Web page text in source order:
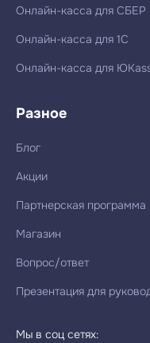
Онлайн-касса для СБЕР
Онлайн-касса для 1С
Онлайн-касса для
Разное
Блог
Акции
Партнерская программа
Магазин
Вопрос/ответ
Презентация для
Мы в соц сетях: